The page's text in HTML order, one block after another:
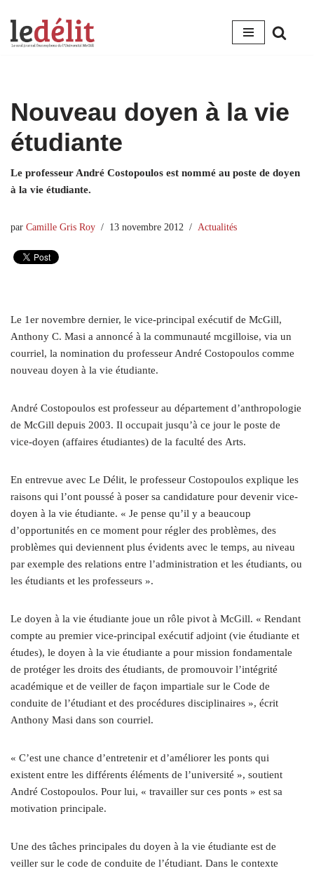
Aller
Nouveau doyen à la vie
étudiante
Le professeur André Costopoulos est nommé au poste de doyen
à la vie étudiante.
par Camille Gris Roy 13 novembre 2012 Actualités
Le 1er novembre dernier, le vice-principal exécutif de McGill,
Anthony C. Masi a annoncé à la communauté mcgilloise, via un
courriel, la nomination du professeur André Costopoulos comme
nouveau doyen à la vie étudiante.
André Costopoulos est professeur au département d’anthropologie
de McGill depuis 2003. Il occupait jusqu’à ce jour le poste de
vice-doyen (affaires étudiantes) de la faculté des Arts.
En entrevue avec Le Délit, le professeur Costopoulos explique les
raisons qui l’ont poussé à poser sa candidature pour devenir vice-
doyen à la vie étudiante. « Je pense qu’il y a beaucoup
d’opportunités en ce moment pour régler des problèmes, des
problèmes qui deviennent plus évidents avec le temps, au niveau
par exemple des relations entre l’administration et les étudiants, ou
les étudiants et les professeurs ».
Le doyen à la vie étudiante joue un rôle pivot à McGill. « Rendant
compte au premier vice-principal exécutif adjoint (vie étudiante et
études), le doyen à la vie étudiante a pour mission fondamentale
de protéger les droits des étudiants, de promouvoir l’intégrité
académique et de veiller de façon impartiale sur le Code de
conduite de l’étudiant et des procédures disciplinaires », écrit
Anthony Masi dans son courriel.
« C’est une chance d’entretenir et d’améliorer les ponts qui
existent entre les différents éléments de l’université », soutient
André Costopoulos. Pour lui, « travailler sur ces ponts » est sa
motivation principale.
Une des tâches principales du doyen à la vie étudiante est de
veiller sur le code de conduite de l’étudiant. Dans le contexte